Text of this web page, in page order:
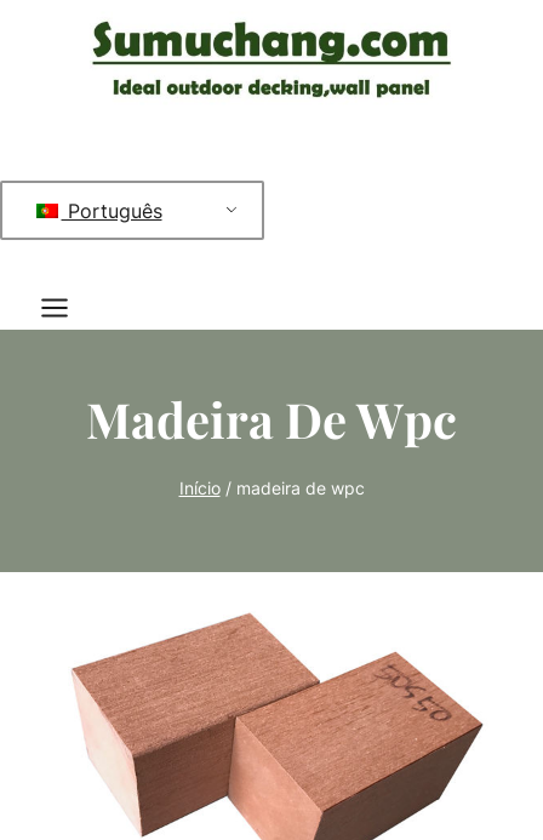
Português
Madeira De Wpc
Início / madeira de wpc